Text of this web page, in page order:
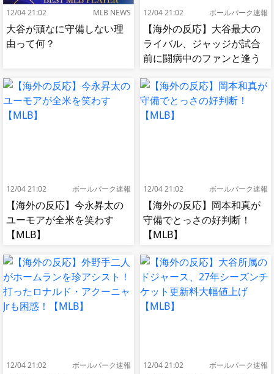
12/04 21:02 MLB NEWS
大谷が頑なに守備しない理
由って何？
12/04 21:02 ボールパーク速報
【海外の反応】大谷最大の
ライバル、ジャッジが試合
前に闘病中のファンと逢う
12/04 21:02 ボールパーク速報
【海外の反応】今永昇太の
ユーモアが全米を笑わす
【MLB】
12/04 21:02 ボールパーク速報
【海外の反応】岡本和真が
守備でとっさの好判断！
【MLB】
12/04 21:02 ボールパーク速報 12/04 21:02 ボールパーク速報